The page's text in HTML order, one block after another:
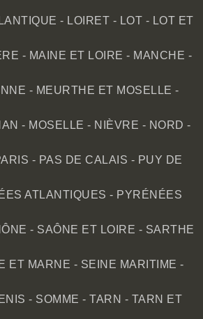
- LOIRET - LOT - LOT ET
- MAINE ET LOIRE - MANCHE -
- MEURTHE ET MOSELLE -
- MOSELLE - NIÈVRE - NORD -
- PAS DE CALAIS - PUY DE
ATLANTIQUES - PYRÉNÉES
- SAÔNE ET LOIRE - SARTHE
ET MARNE - SEINE MARITIME -
- SOMME - TARN - TARN ET